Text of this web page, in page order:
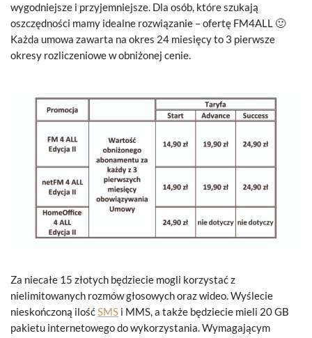
wygodniejsze i przyjemniejsze. Dla osób, które szukają
oszczędności mamy idealne rozwiązanie – ofertę FM4ALL 🙂
Każda umowa zawarta na okres 24 miesięcy to 3 pierwsze
okresy rozliczeniowe w obniżonej cenie.
Za niecałe 15 złotych będziecie mogli korzystać z
nielimitowanych rozmów głosowych oraz wideo. Wyślecie
nieskończoną ilośćSMS i MMS, a także będziecie mieli 20 GB
pakietu internetowego do wykorzystania. Wymagającym